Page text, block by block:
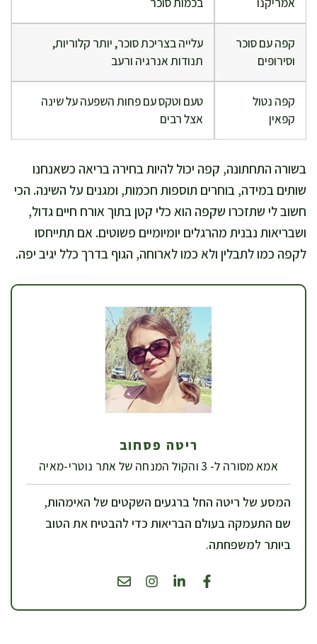
קפה עם סוכר
וסירופים
עלייה בצריכת סוכר, יותר קלוריות,
תנודות אנרגיה ורעב
קפה נטול
קפאין
טעם וטקס עם פחות השפעה על שינה
אצל רבים
בשורה התחתונה, קפה יכול להיות בחירה בריאה כשאנחנו
שותים במידה, בוחרים תוספות חכמות, ומגנים על השינה. הכי
חשוב לי שתזכרו שקפה הוא כלי קטן בתוך אורח חיים גדול,
ושבריאות נבנית מהרגלים יומיומיים פשוטים. אם תתייחסו
לקפה כמו לתבלין ולא כמו לארוחה, הגוף בדרך כלל יגיב יפה.
ריטה פסחוב
אמא מסורה ל- 3 והקול המנחה של אתר נוטרי-מאיה
המסע של ריטה החל ברגעים השקטים של האימהות,
שם התעמקה בעולם הבריאות כדי להבטיח את הטוב
ביותר למשפחתה.